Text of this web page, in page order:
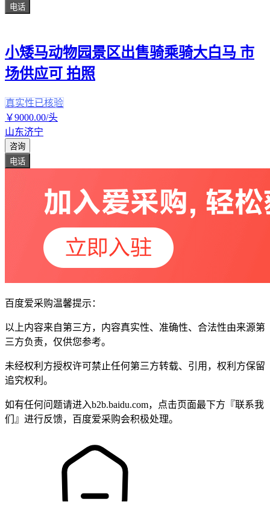
电话
小矮马动物园景区出售骑乘骑大白马 市
场供应可 拍照
真实性已核验
￥9000.00/头
山东济宁
咨询
电话
百度爱采购温馨提示：
以上内容来自第三方，内容真实性、准确性、合法性由来源第
三方负责，仅供您参考。
未经权利方授权许可禁止任何第三方转载、引用，权利方保留
追究权利。
如有任何问题请进入b2b.baidu.com，点击页面最下方『联系我
们』进行反馈，百度爱采购会积极处理。